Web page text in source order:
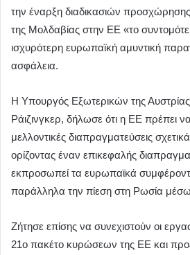
την έναρξη διαδικασιών
της Μολδαβίας στην ΕΕ «το
ισχυρότερη ευρωπαϊκή αμυντική
ασφάλεια.
Η Υπουργός Εξωτερικών της
Ράιζινγκερ, δήλωσε ότι η ΕΕ πρέπει
μελλοντικές διαπραγματεύσεις
ορίζοντας έναν επικεφαλής
εκπροσωπεί τα ευρωπαϊκά
παράλληλα την πίεση στη Ρωσία
Ζήτησε επίσης να συνεχιστούν οι
21ο πακέτο κυρώσεων της ΕΕ και